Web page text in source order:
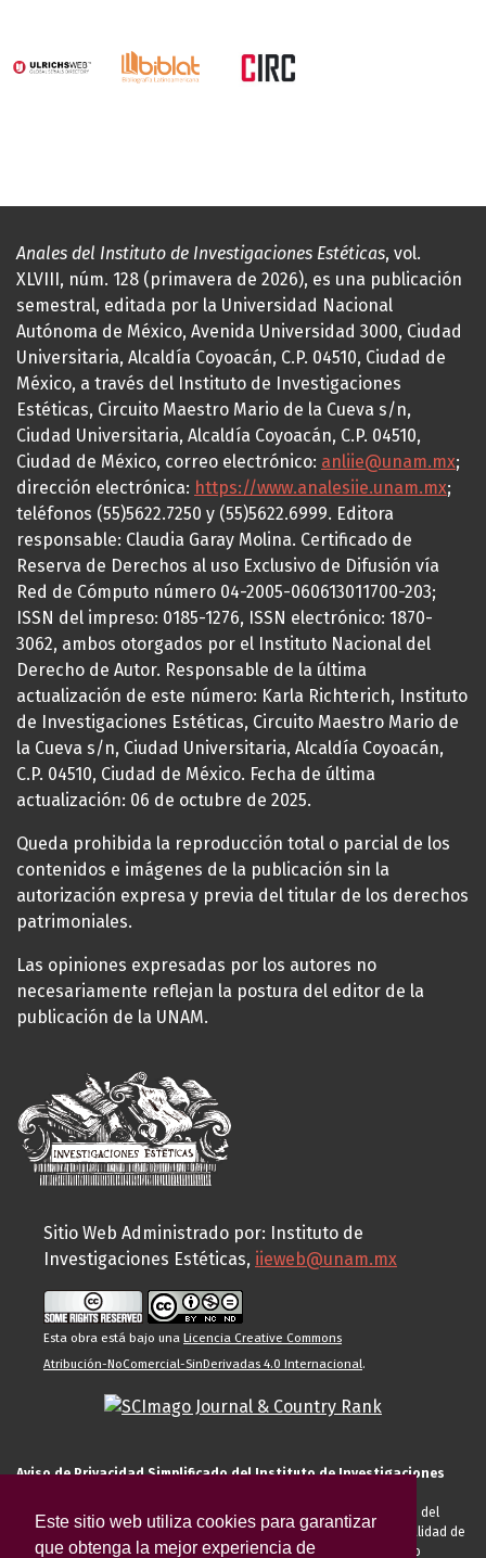
Este sitio web utiliza cookies para garantizar
que obtenga la mejor experiencia de
Anales del Instituto de Investigaciones Estéticas, vol.
XLVIII, núm. 128 (primavera de 2026), es una publicación
semestral, editada por la Universidad Nacional
Autónoma de México, Avenida Universidad 3000, Ciudad
Universitaria, Alcaldía Coyoacán, C.P. 04510, Ciudad de
México, a través del Instituto de Investigaciones
Estéticas, Circuito Maestro Mario de la Cueva s/n,
Ciudad Universitaria, Alcaldía Coyoacán, C.P. 04510,
Ciudad de México, correo electrónico: anliie@unam.mx;
dirección electrónica: https://www.analesiie.unam.mx;
teléfonos (55)5622.7250 y (55)5622.6999. Editora
responsable: Claudia Garay Molina. Certificado de
Reserva de Derechos al uso Exclusivo de Difusión vía
Red de Cómputo número 04-2005-060613011700-203;
ISSN del impreso: 0185-1276, ISSN electrónico: 1870-
3062, ambos otorgados por el Instituto Nacional del
Derecho de Autor. Responsable de la última
actualización de este número: Karla Richterich, Instituto
de Investigaciones Estéticas, Circuito Maestro Mario de
la Cueva s/n, Ciudad Universitaria, Alcaldía Coyoacán,
C.P. 04510, Ciudad de México. Fecha de última
actualización: 06 de octubre de 2025.
Queda prohibida la reproducción total o parcial de los
contenidos e imágenes de la publicación sin la
autorización expresa y previa del titular de los derechos
patrimoniales.
Las opiniones expresadas por los autores no
necesariamente reflejan la postura del editor de la
publicación de la UNAM.
Sitio Web Administrado por: Instituto de
Investigaciones Estéticas, iieweb@unam.mx
Esta obra está bajo una Licencia Creative Commons
Atribución-NoComercial-SinDerivadas 4.0 Internacional.
Aviso de Privacidad Simplificado del Instituto de Investigaciones
El Instituto de Investigaciones Estéticas de la UNAM, es responsable del
tratamiento de sus datos personales para el registro de usted en calidad de
alumno, docente, personal de la entidad académica, conferencista o